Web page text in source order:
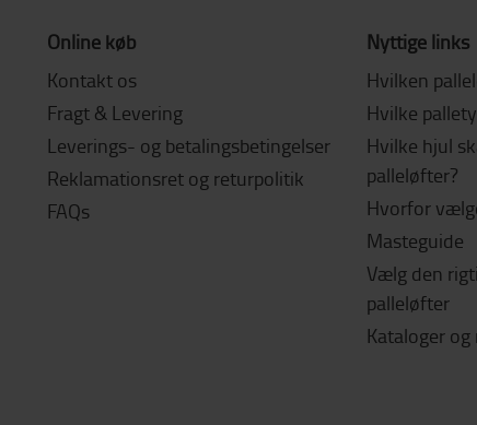
Online køb
Kontakt os
Fragt & Levering
Leverings- og betalingsbetingelser
Reklamationsret og returpolitik
FAQs
Nyttige links
Hvilken
Hvilke
Hvilke hjul
palleløfter?
Hvorfor
Masteguide
Vælg den
palleløfter
Kataloger